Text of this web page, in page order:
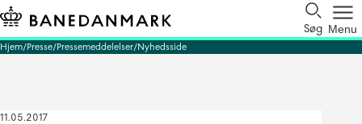
Søg Menu
Hjem Presse Pressemeddelelser Nyhedsside
11.05.2017